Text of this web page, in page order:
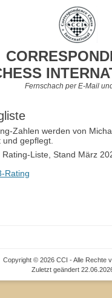
Fernschach per E-Mail
Zahlen werden von
gepflegt.
Rating-Liste, Stand März
Rating
Copyright © 2026 CCI - Alle Rechte
Zuletzt geändert